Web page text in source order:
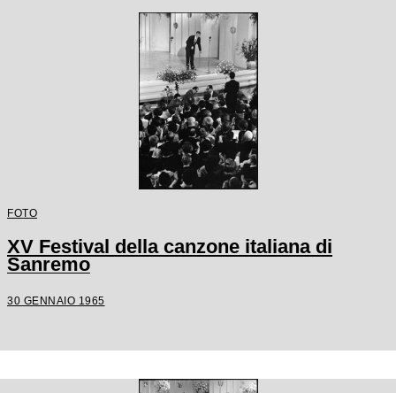
FOTO
XV Festival della canzone italiana di
Sanremo
30 GENNAIO 1965